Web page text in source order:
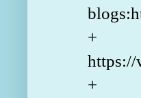
+ 3
https://
+ 3